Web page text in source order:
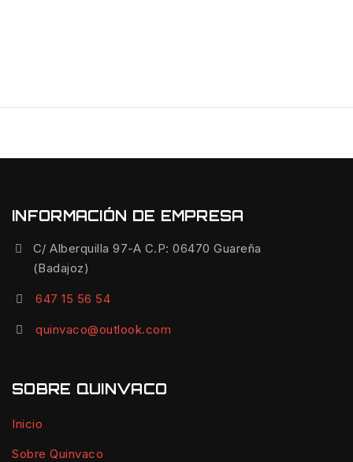
INFORMACIÓN DE EMPRESA
C/ Alberquilla 97-A C.P: 06470 Guareña
(Badajoz)
647 15 56 54
quinvaco@outlook.com
SOBRE QUINVACO
Inicio
Sobre Quinvaco